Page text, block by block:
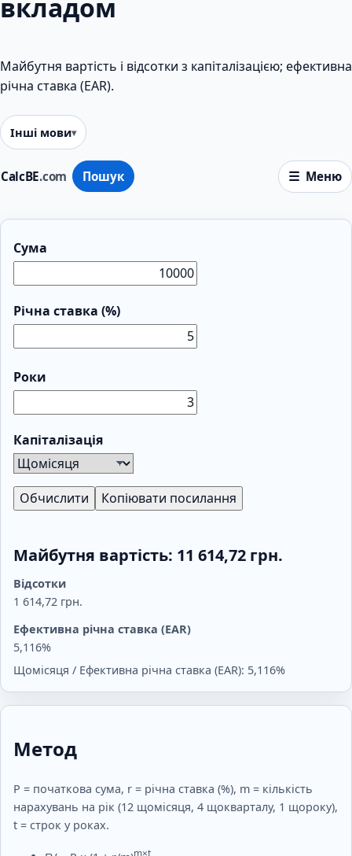
CalcBE.com Пошук Меню
вкладом
Майбутня вартість і відсотки з капіталізацією; ефективна
річна ставка (EAR).
Інші мови
Сума
Річна ставка (%)
Роки
Капіталізація
Обчислити Копіювати посилання
Майбутня вартість: 11 614,72 грн.
Відсотки
1 614,72 грн.
Ефективна річна ставка (EAR)
5,116%
Щомісяця / Ефективна річна ставка (EAR): 5,116%
Метод
P = початкова сума, r = річна ставка (%), m = кількість
нарахувань на рік (12 щомісяця, 4 щокварталу, 1 щороку),
t = строк у роках.
m×t